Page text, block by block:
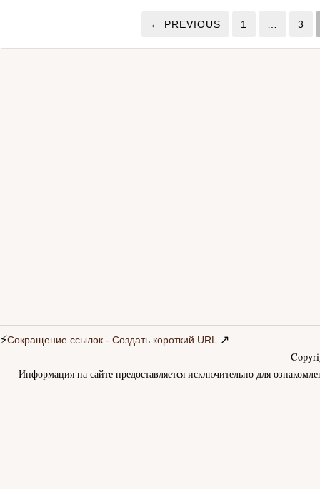
← PREVIOUS 1 3
⚡Сокращение ссылок - Создать короткий URL ↗
– Информация на сайте предоставляется исключительно для